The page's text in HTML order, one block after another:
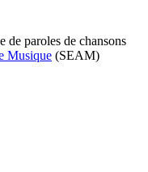
de paroles de chansons
Musique (SEAM)